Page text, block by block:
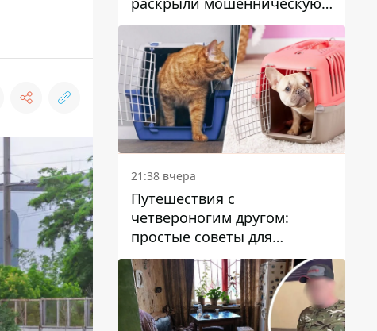
схему с недвижимостью
21:38 вчера
Путешествия с
четвероногим другом:
простые советы для
поездок с животными